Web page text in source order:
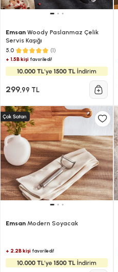
Emsan Woody Paslanmaz Çelik
Servis Kaşığı
5.0 (1)
+ 1.5B kişi favoriledi!
299,99 TL
Emsan Modern Soyacak
+ 2.2B kişi favoriledi!